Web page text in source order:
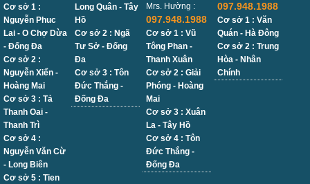
Cơ sở 1 :
Nguyễn Phuc
Lai - O Chợ Dừa
- Đống Đa
Cơ sở 2 :
Nguyễn Xiển -
Hoàng Mai
Cơ sở 3 : Tả
Thanh Oai -
Thanh Trì
Cơ sở 4 :
Nguyễn Văn Cừ
- Long Biên
Cơ sở 5 : Tien
Long Quân - Tây
Hồ
Cơ sở 2 : Ngã
Tư Sở - Đống
Đa
Cơ sở 3 : Tôn
Đức Thắng -
Đống Đa
Mrs. Hường :
097.948.1988
Cơ sở 1 : Vũ
Tông Phan -
Thanh Xuân
Cơ sở 2 : Giải
Phóng - Hoàng
Mai
Cơ sở 3 : Xuân
La - Tây Hồ
Cơ sở 4 : Tôn
Đức Thắng -
Đống Đa
097.948.1988
Cơ sở 1 : Văn
Quán - Hà Đông
Cơ sở 2 : Trung
Hòa - Nhân
Chính